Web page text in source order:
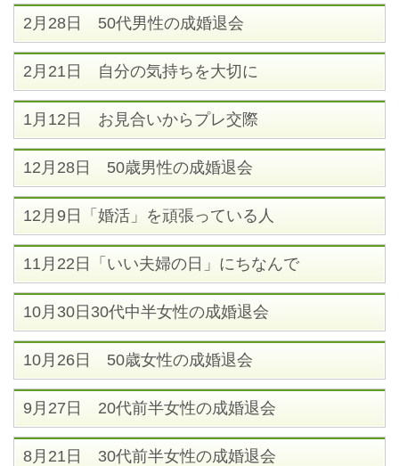
2月28日 50代男性の成婚退会
2月21日 自分の気持ちを大切に
1月12日 お見合いからプレ交際
12月28日 50歳男性の成婚退会
12月9日「婚活」を頑張っている人
11月22日「いい夫婦の日」にちなんで
10月30日30代中半女性の成婚退会
10月26日 50歳女性の成婚退会
9月27日 20代前半女性の成婚退会
8月21日 30代前半女性の成婚退会